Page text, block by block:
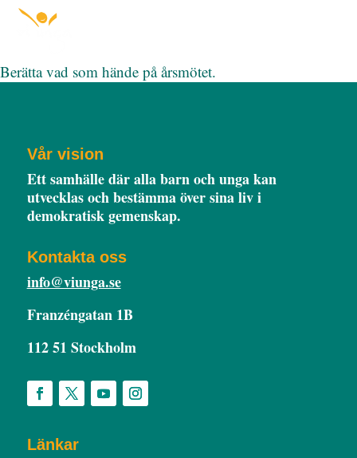
Berätta vad som hände på årsmötet.
Vår vision
Ett samhälle där alla barn och unga kan
utvecklas och bestämma över sina liv i
demokratisk gemenskap.
Kontakta oss
info@viunga.se
Franzéngatan 1B
112 51 Stockholm
Länkar